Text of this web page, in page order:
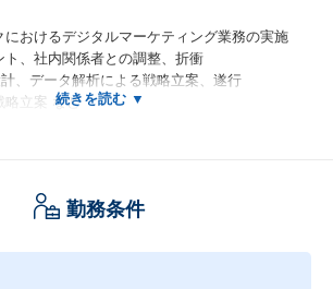
におけるデジタルマーケティング業務の実施
ト、社内関係者との調整、折衝
、データ解析による戦略立案、遂行
略立案 など
ム（Google Meet）を利用
、業務用携帯は必要に応じてiPhoneを貸与
ャー】
勤務条件